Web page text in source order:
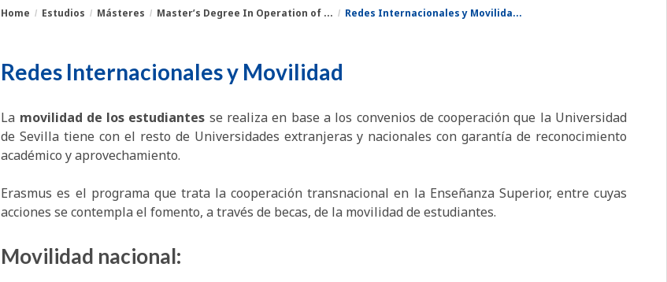
are
Home Estudios Másteres Master’s Degree In Operation of ... Redes Internacionales y Movilida...
Redes Internacionales y Movilidad
La movilidad de los estudiantes se realiza en base a los convenios de cooperación que la Universidad
de Sevilla tiene con el resto de Universidades extranjeras y nacionales con garantía de reconocimiento
académico y aprovechamiento.
Erasmus es el programa que trata la cooperación transnacional en la Enseñanza Superior, entre cuyas
acciones se contempla el fomento, a través de becas, de la movilidad de estudiantes.
Movilidad nacional: